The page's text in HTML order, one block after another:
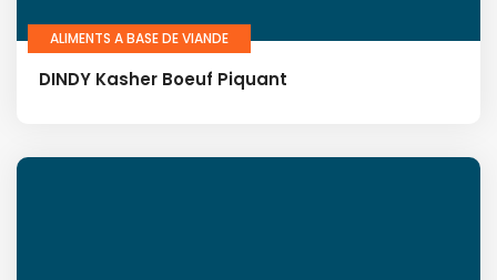
ALIMENTS A BASE DE VIANDE
DINDY Kasher Boeuf Piquant